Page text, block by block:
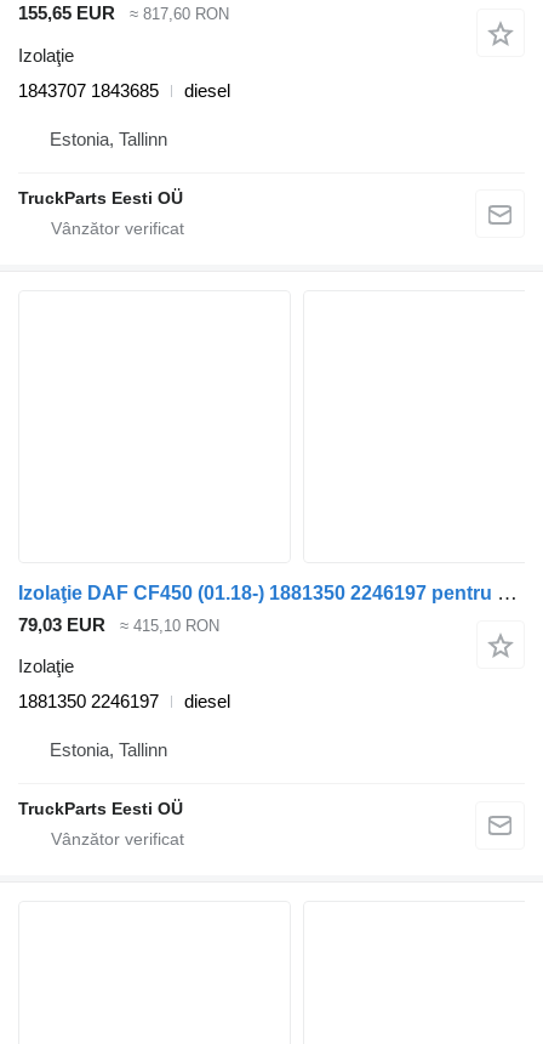
155,65 EUR ≈ 817,60 RON
Izolaţie
1843707 1843685
diesel
Estonia, Tallinn
TruckParts Eesti OÜ
Izolaţie DAF CF450 (01.18-) 1881350 2246197 pentru cap tractor DAF CF450, CF460 (2017-)
79,03 EUR ≈ 415,10 RON
Izolaţie
1881350 2246197
diesel
Estonia, Tallinn
TruckParts Eesti OÜ